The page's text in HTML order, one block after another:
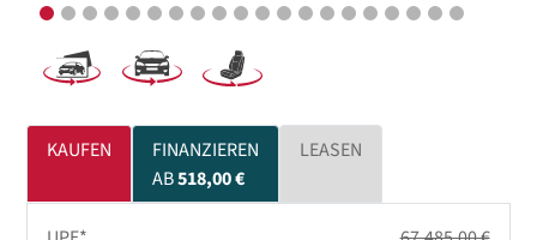
KAUFEN
FINANZIEREN
AB518,00 €
LEASEN